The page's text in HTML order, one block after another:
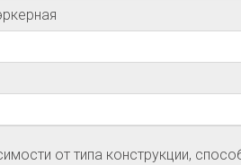
от типа конструкции,